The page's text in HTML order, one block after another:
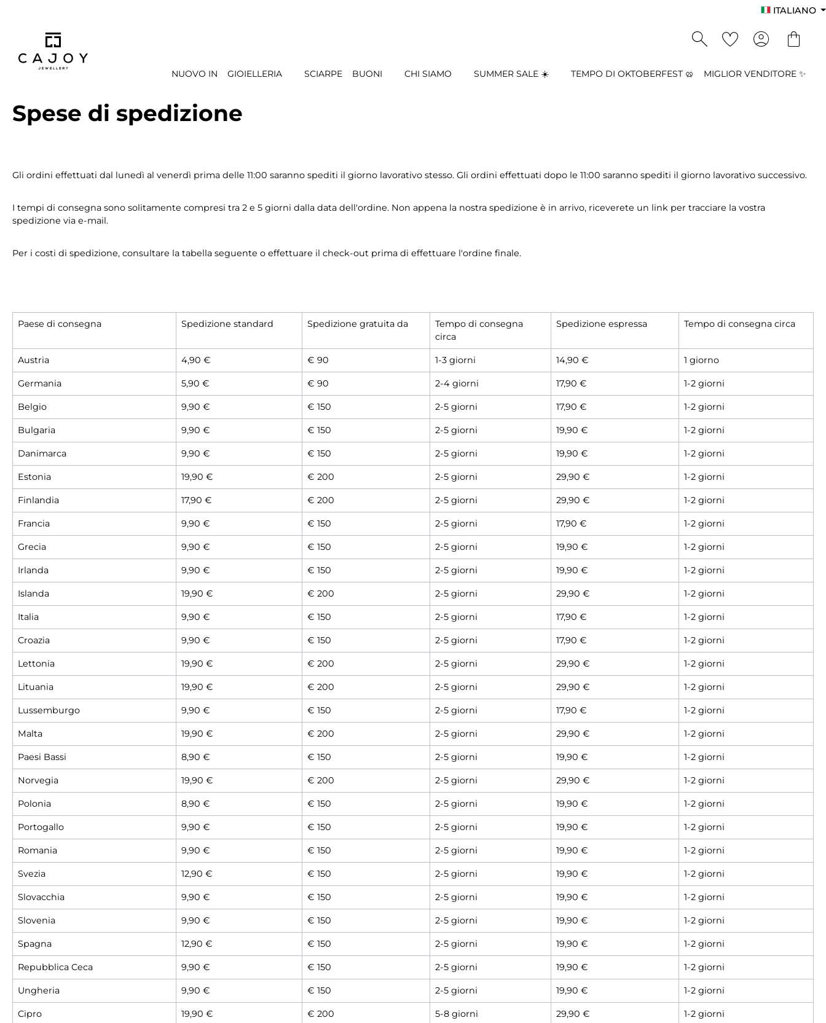
ITALIANO
NUOVO IN GIOIELLERIA SCIARPE BUONI CHI SIAMO SUMMER SALE ☀️ TEMPO DI OKTOBERFEST 🥨 MIGLIOR VENDITORE ✨
Spese di spedizione
Gli ordini effettuati dal lunedì al venerdì prima delle 11:00 saranno spediti il giorno lavorativo stesso. Gli ordini effettuati dopo le 11:00 saranno spediti il giorno lavorativo successivo.
I tempi di consegna sono solitamente compresi tra 2 e 5 giorni dalla data dell'ordine. Non appena la nostra spedizione è in arrivo, riceverete un link per tracciare la vostra
spedizione via e-mail.
Per i costi di spedizione, consultare la tabella seguente o effettuare il check-out prima di effettuare l'ordine finale.
Paese di consegna Spedizione standard Spedizione gratuita da
Tempo di consegna
circa
Spedizione espressa Tempo di consegna circa
Austria 4,90 € € 90 1-3 giorni 14,90 € 1 giorno
Germania 5,90 € € 90 2-4 giorni 17,90 € 1-2 giorni
Belgio 9,90 € € 150 2-5 giorni 17,90 € 1-2 giorni
Bulgaria 9,90 € € 150 2-5 giorni 19,90 € 1-2 giorni
Danimarca 9,90 € € 150 2-5 giorni 19,90 € 1-2 giorni
Estonia 19,90 € € 200 2-5 giorni 29,90 € 1-2 giorni
Finlandia 17,90 € € 200 2-5 giorni 29,90 € 1-2 giorni
Francia 9,90 € € 150 2-5 giorni 17,90 € 1-2 giorni
Grecia 9,90 € € 150 2-5 giorni 19,90 € 1-2 giorni
Irlanda 9,90 € € 150 2-5 giorni 19,90 € 1-2 giorni
Islanda 19,90 € € 200 2-5 giorni 29,90 € 1-2 giorni
Italia 9,90 € € 150 2-5 giorni 17,90 € 1-2 giorni
Croazia 9,90 € € 150 2-5 giorni 17,90 € 1-2 giorni
Lettonia 19,90 € € 200 2-5 giorni 29,90 € 1-2 giorni
Lituania 19,90 € € 200 2-5 giorni 29,90 € 1-2 giorni
Lussemburgo 9,90 € € 150 2-5 giorni 17,90 € 1-2 giorni
Malta 19,90 € € 200 2-5 giorni 29,90 € 1-2 giorni
Paesi Bassi 8,90 € € 150 2-5 giorni 19,90 € 1-2 giorni
Norvegia 19,90 € € 200 2-5 giorni 29,90 € 1-2 giorni
Polonia 8,90 € € 150 2-5 giorni 19,90 € 1-2 giorni
Portogallo 9,90 € € 150 2-5 giorni 19,90 € 1-2 giorni
Romania 9,90 € € 150 2-5 giorni 19,90 € 1-2 giorni
Svezia 12,90 € € 150 2-5 giorni 19,90 € 1-2 giorni
Slovacchia 9,90 € € 150 2-5 giorni 19,90 € 1-2 giorni
Slovenia 9,90 € € 150 2-5 giorni 19,90 € 1-2 giorni
Spagna 12,90 € € 150 2-5 giorni 19,90 € 1-2 giorni
Repubblica Ceca 9,90 € € 150 2-5 giorni 19,90 € 1-2 giorni
Ungheria 9,90 € € 150 2-5 giorni 19,90 € 1-2 giorni
Cipro 19,90 € € 200 5-8 giorni 29,90 € 1-2 giorni